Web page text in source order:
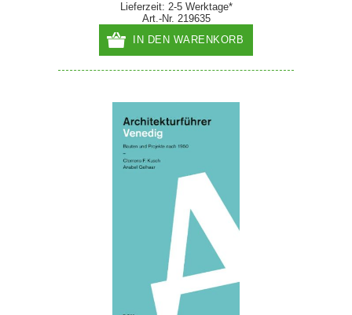
Lieferzeit: 2-5 Werktage*
Art.-Nr. 219635
IN DEN WARENKORB